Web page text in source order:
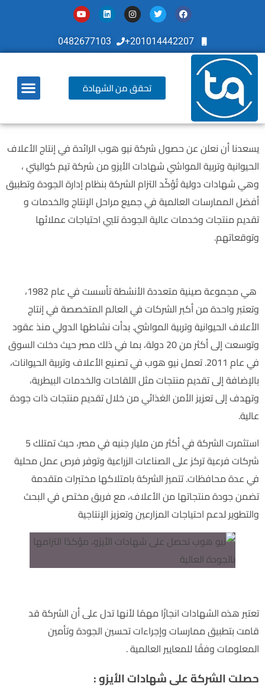
201014442207+
0482677103
تحقق من الشهادة
يسعدنا أن نعلن عن حصول شركة نيو هوب الرائدة في إنتاج الأعلاف
الحيوانية وتربية المواشي شهادات الأيزو من شركة تيم كواليتي ،
وهي شهادات دولية تُؤكّد التزام الشركة بنظام إدارة الجودة وتطبيق
أفضل الممارسات العالمية في جميع مراحل الإنتاج والخدمات و
تقديم منتجات وخدمات عالية الجودة تلبي احتياجات عملائها
وتوقعاتهم.
هي مجموعة صينية متعددة الأنشطة تأسست في عام 1982،
وتعتبر واحدة من أكبر الشركات في العالم المتخصصة في إنتاج
الأعلاف الحيوانية وتربية المواشي. بدأت نشاطها الدولي منذ عقود
وتوسعت إلى أكثر من 20 دولة، بما في ذلك مصر حيث دخلت السوق
في عام 2011. تعمل نيو هوب في تصنيع الأعلاف وتربية الحيوانات،
بالإضافة إلى تقديم منتجات مثل اللقاحات والخدمات البيطرية،
وتهدف إلى تعزيز الأمن الغذائي من خلال تقديم منتجات ذات جودة
عالية.
استثمرت الشركة في أكثر من مليار جنيه في مصر، حيث تمتلك 5
شركات فرعية تركز على الصناعات الزراعية وتوفر فرص عمل محلية
في عدة محافظات. تتميز الشركة بامتلاكها مختبرات متقدمة
تضمن جودة منتجاتها من الأعلاف، مع فريق مختص في البحث
والتطوير لدعم احتياجات المزارعين وتعزيز الإنتاجية
تعتبر هذه الشهادات انجازًا مهمًا لأنها تدل على أن الشركة قد
قامت بتطبيق ممارسات وإجراءات تحسين الجودة وتأمين
المعلومات وفقًا للمعايير العالمية .
حصلت الشركة على شهادات الأيزو :